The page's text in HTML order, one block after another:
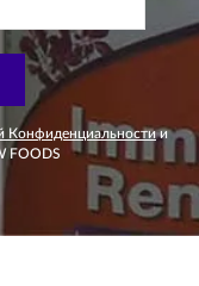
Конфиденциальности и
FOODS